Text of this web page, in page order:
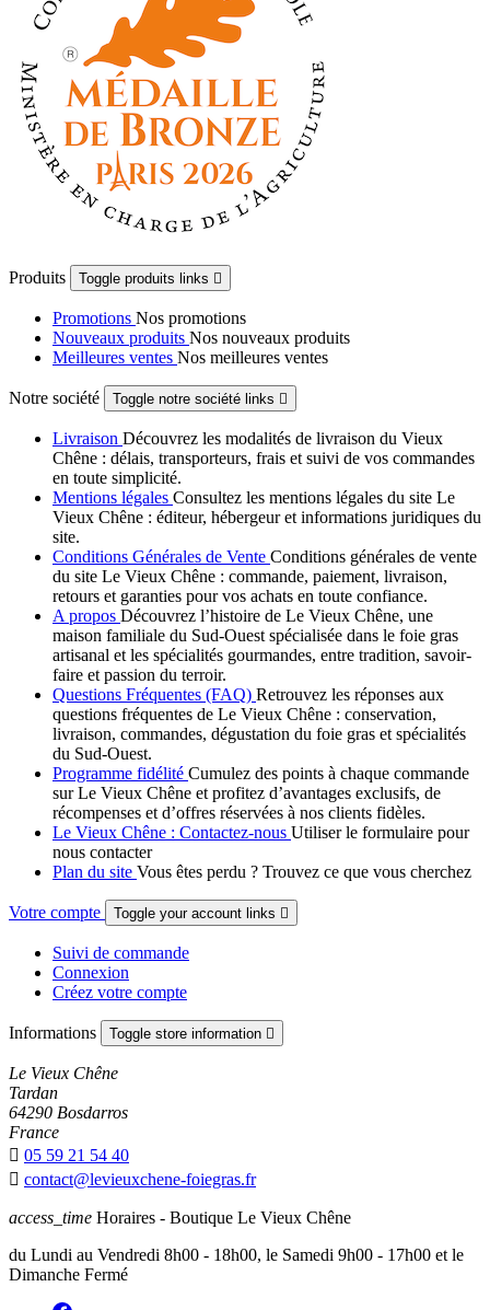
Produits Toggle produits links 
Promotions Nos promotions
Nouveaux produits Nos nouveaux produits
Meilleures ventes Nos meilleures ventes
Notre société Toggle notre société links 
Livraison Découvrez les modalités de livraison du Vieux
Chêne : délais, transporteurs, frais et suivi de vos commandes
en toute simplicité.
Mentions légales Consultez les mentions légales du site Le
Vieux Chêne : éditeur, hébergeur et informations juridiques du
site.
Conditions Générales de Vente Conditions générales de vente
du site Le Vieux Chêne : commande, paiement, livraison,
retours et garanties pour vos achats en toute confiance.
A propos Découvrez l’histoire de Le Vieux Chêne, une
maison familiale du Sud-Ouest spécialisée dans le foie gras
artisanal et les spécialités gourmandes, entre tradition, savoir-
faire et passion du terroir.
Questions Fréquentes (FAQ) Retrouvez les réponses aux
questions fréquentes de Le Vieux Chêne : conservation,
livraison, commandes, dégustation du foie gras et spécialités
du Sud-Ouest.
Programme fidélité Cumulez des points à chaque commande
sur Le Vieux Chêne et profitez d’avantages exclusifs, de
récompenses et d’offres réservées à nos clients fidèles.
Le Vieux Chêne : Contactez-nous Utiliser le formulaire pour
nous contacter
Plan du site Vous êtes perdu ? Trouvez ce que vous cherchez
Votre compte Toggle your account links 
Suivi de commande
Connexion
Créez votre compte
Informations Toggle store information 
Le Vieux Chêne
Tardan
64290 Bosdarros
France
 05 59 21 54 40
 contact@levieuxchene-foiegras.fr
access_time Horaires - Boutique Le Vieux Chêne
du Lundi au Vendredi 8h00 - 18h00, le Samedi 9h00 - 17h00 et le
Dimanche Fermé